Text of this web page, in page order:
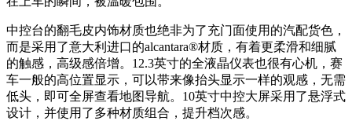
中控台的翻毛皮内饰材质也绝非为了充门面使用的汽配货色，
而是采用了意大利进口的alcantara®材质，有着更柔滑和细腻
的触感，高级感倍增。12.3英寸的全液晶仪表也很有心机，赛
车一般的高位置显示，可以带来像抬头显示一样的观感，无需
低头，即可全屏查看地图导航。10英寸中控大屏采用了悬浮式
设计，并使用了多种材质组合，提升档次感。